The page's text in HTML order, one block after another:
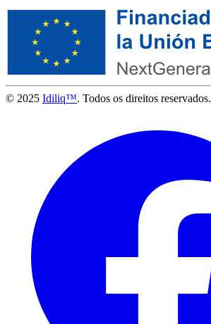
© 2025 Idiliq™. Todos os direitos reservados.